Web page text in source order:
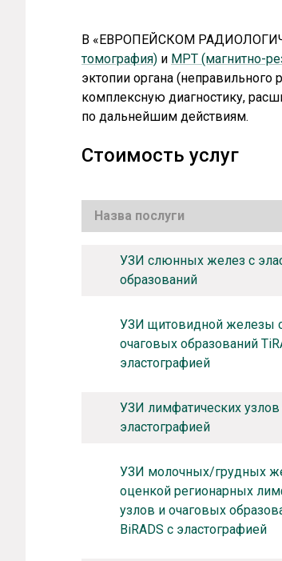
В «ЕВРОПЕЙСКОМ
томография) и МРТ (магнитно-
эктопии органа (неправильного
комплексную диагностику,
по дальнейшим действиям.
Стоимость услуг
Назва послуги
УЗИ слюнных желез с
образований
УЗИ щитовидной железы
очаговых образований
эластографией
УЗИ лимфатических узлов
эластографией
УЗИ молочных/грудных
оценкой регионарных
узлов и очаговых
BiRADS с эластографией